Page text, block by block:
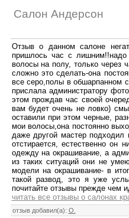
Салон Андерсон
Отзыв о данном салоне
пришлось час с
волосы на полу, только через
сложно это сделать-она
все серо,полы в обшарпанном
прислала администратору
этом прождав час своей
вам будет очень не ловко)
оставили при этом черные,
мои волосы,она постоянно
даже другой мастер
отстирается, естественно он
одежду на окрашивание, а
из таких ситуаций они не
модели на окрашивание- в
такой развод, это я уже
почитайте отзывы прежде чем
читать все отзывы о салонах
отзыв добавил(а): О.